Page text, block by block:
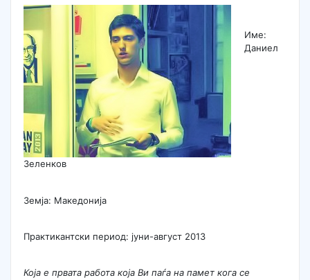
Име:
Даниел
Зеленков
Земја: Македонија
Практикантски период: јуни-август 2013
Која е првата работа која Ви паѓа на памет кога се